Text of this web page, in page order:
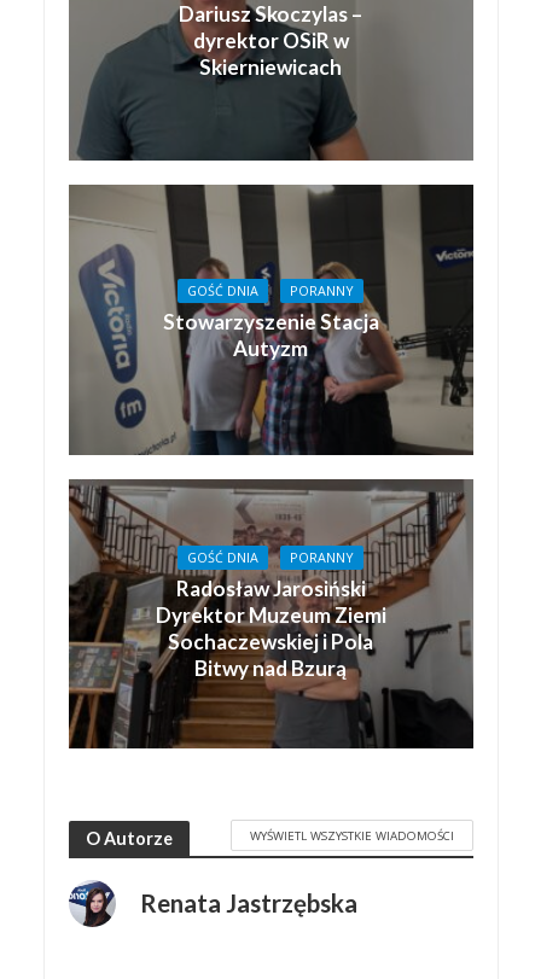
Dariusz Skoczylas –
dyrektor OSiR w
Skierniewicach
GOŚĆ DNIA PORANNY
Stowarzyszenie Stacja
Autyzm
GOŚĆ DNIA PORANNY
Radosław Jarosiński
Dyrektor Muzeum Ziemi
Sochaczewskiej i Pola
Bitwy nad Bzurą
O Autorze WYŚWIETL WSZYSTKIE WIADOMOŚCI
Renata Jastrzębska